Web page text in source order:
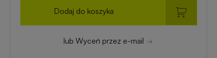
Dodaj do koszyka
lub Wyceń przez e-mail